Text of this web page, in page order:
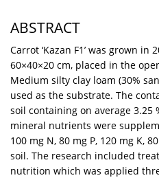
ABSTRACT
Carrot ‘Kazan F1’ was grown in
60×40×20 cm, placed in the
Medium silty clay loam (30%
used as the substrate. The
soil containing on average 3.25
mineral nutrients were
100 mg N, 80 mg P, 120 mg K,
soil. The research included
nutrition which was applied